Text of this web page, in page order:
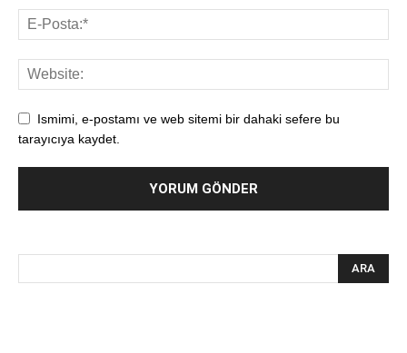
Ismimi, e-postamı ve web sitemi bir dahaki sefere bu
tarayıcıya kaydet.